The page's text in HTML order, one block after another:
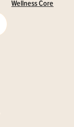
Wellness Core